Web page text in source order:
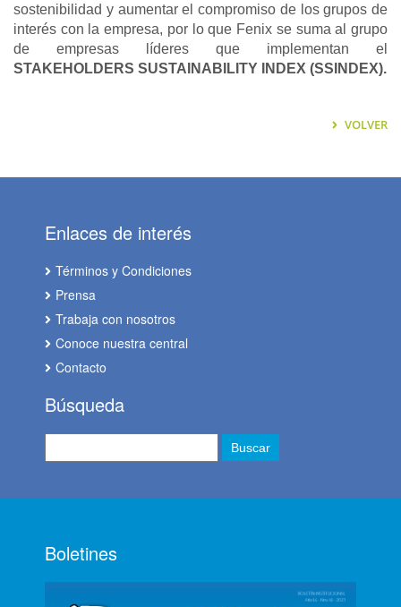
sostenibilidad y aumentar el compromiso de los grupos de
interés con la empresa, por lo que Fenix se suma al grupo
de empresas líderes que implementan el
STAKEHOLDERS SUSTAINABILITY INDEX (SSINDEX).
VOLVER
Enlaces de interés
Términos y Condiciones
Prensa
Trabaja con nosotros
Conoce nuestra central
Contacto
Búsqueda
Boletines